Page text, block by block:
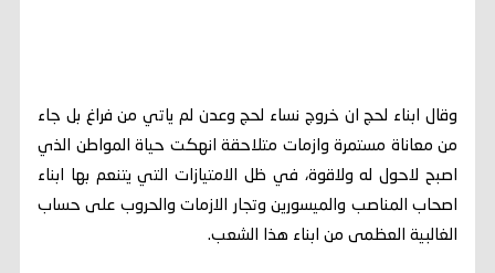
وقال ابناء لحج ان خروج نساء لحج وعدن لم ياتي من فراغ بل جاء
من معاناة مستمرة وازمات متلاحقة انهكت حياة المواطن الذي
اصبح لاحول له ولاقوة، في ظل الامتيازات التي يتنعم بها ابناء
اصحاب المناصب والميسورين وتجار الازمات والحروب على حساب
الغالبية العظمى من ابناء هذا الشعب.